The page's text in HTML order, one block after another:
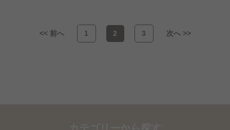
<< 前へ 1 2 3 次へ >>